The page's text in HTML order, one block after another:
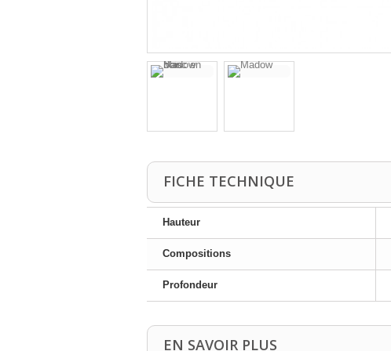
FICHE TECHNIQUE
Hauteur
Compositions
Profondeur
EN SAVOIR PLUS